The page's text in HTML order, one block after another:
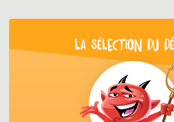
LA SÉLECTION DU